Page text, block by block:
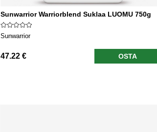
Sunwarrior Warriorblend Suklaa LUOMU 750g
Sunwarrior
47.22 € OSTA